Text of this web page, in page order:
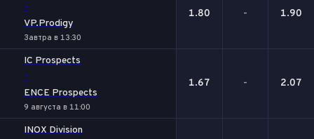
-
VP.Prodigy
Завтра в 13:30
1.80 - 1.90
IC Prospects
-
ENCE Prospects
9 августа в 11:00
1.67 - 2.07
INOX Division